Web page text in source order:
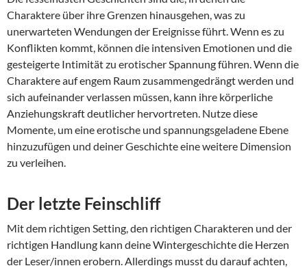
Charaktere über ihre Grenzen hinausgehen, was zu
unerwarteten Wendungen der Ereignisse führt. Wenn es zu
Konflikten kommt, können die intensiven Emotionen und die
gesteigerte Intimität zu erotischer Spannung führen. Wenn die
Charaktere auf engem Raum zusammengedrängt werden und
sich aufeinander verlassen müssen, kann ihre körperliche
Anziehungskraft deutlicher hervortreten. Nutze diese
Momente, um eine erotische und spannungsgeladene Ebene
hinzuzufügen und deiner Geschichte eine weitere Dimension
zu verleihen.
Der letzte Feinschliff
Mit dem richtigen Setting, den richtigen Charakteren und der
richtigen Handlung kann deine Wintergeschichte die Herzen
der Leser/innen erobern. Allerdings musst du darauf achten,